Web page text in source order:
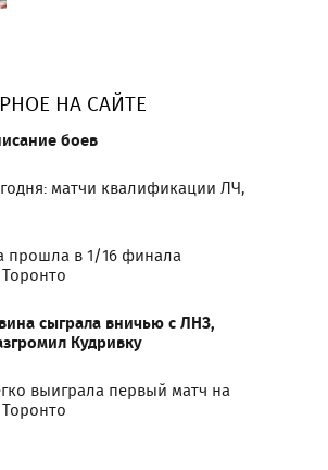
НА САЙТЕ
боев
матчи квалификации ЛЧ,
прошла в 1/16 финала
сыграла вничью с ЛНЗ,
Кудривку
выиграла первый матч на